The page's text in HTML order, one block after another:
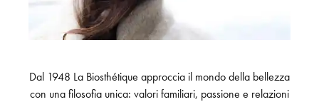
Dal 1948 La Biosthétique approccia il mondo della bellezza
con una filosofia unica: valori familiari, passione e relazioni